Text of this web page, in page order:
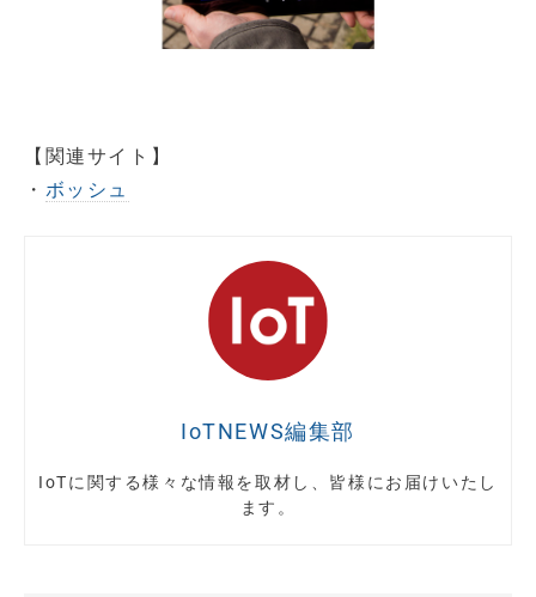
【関連サイト】
・ ボッシュ
IoTNEWS編集部
IoTに関する様々な情報を取材し、皆様にお届けいたし
ます。